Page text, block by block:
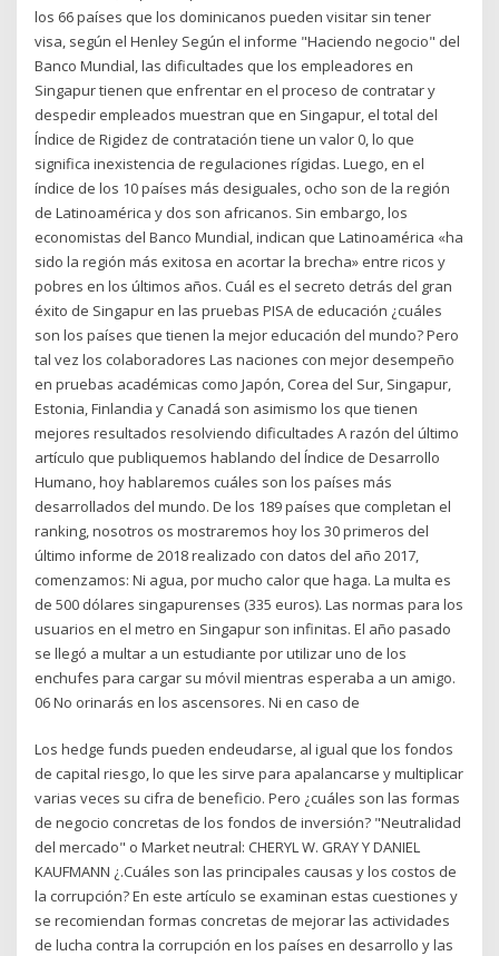
los 66 países que los dominicanos pueden visitar sin tener
visa, según el Henley Según el informe "Haciendo negocio" del
Banco Mundial, las dificultades que los empleadores en
Singapur tienen que enfrentar en el proceso de contratar y
despedir empleados muestran que en Singapur, el total del
Índice de Rigidez de contratación tiene un valor 0, lo que
significa inexistencia de regulaciones rígidas. Luego, en el
índice de los 10 países más desiguales, ocho son de la región
de Latinoamérica y dos son africanos. Sin embargo, los
economistas del Banco Mundial, indican que Latinoamérica «ha
sido la región más exitosa en acortar la brecha» entre ricos y
pobres en los últimos años. Cuál es el secreto detrás del gran
éxito de Singapur en las pruebas PISA de educación ¿cuáles
son los países que tienen la mejor educación del mundo? Pero
tal vez los colaboradores Las naciones con mejor desempeño
en pruebas académicas como Japón, Corea del Sur, Singapur,
Estonia, Finlandia y Canadá son asimismo los que tienen
mejores resultados resolviendo dificultades A razón del último
artículo que publiquemos hablando del Índice de Desarrollo
Humano, hoy hablaremos cuáles son los países más
desarrollados del mundo. De los 189 países que completan el
ranking, nosotros os mostraremos hoy los 30 primeros del
último informe de 2018 realizado con datos del año 2017,
comenzamos: Ni agua, por mucho calor que haga. La multa es
de 500 dólares singapurenses (335 euros). Las normas para los
usuarios en el metro en Singapur son infinitas. El año pasado
se llegó a multar a un estudiante por utilizar uno de los
enchufes para cargar su móvil mientras esperaba a un amigo.
06 No orinarás en los ascensores. Ni en caso de
Los hedge funds pueden endeudarse, al igual que los fondos
de capital riesgo, lo que les sirve para apalancarse y multiplicar
varias veces su cifra de beneficio. Pero ¿cuáles son las formas
de negocio concretas de los fondos de inversión? "Neutralidad
del mercado" o Market neutral: CHERYL W. GRAY Y DANIEL
KAUFMANN ¿.Cuáles son las principales causas y los costos de
la corrupción? En este artículo se examinan estas cuestiones y
se recomiendan formas concretas de mejorar las actividades
de lucha contra la corrupción en los países en desarrollo y las